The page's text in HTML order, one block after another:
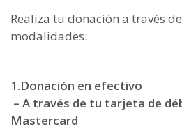
Realiza tu donación a través
modalidades:
1.Donación en efectivo
– A través de tu tarjeta de
Mastercard